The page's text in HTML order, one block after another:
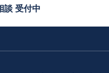
談 受付中